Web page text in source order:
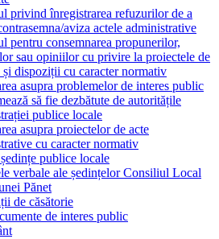
privind înregistrarea refuzurilor de a
aviza actele administrative
pentru consemnarea propunerilor,
sau opiniilor cu privire la proiectele de
și dispoziții cu caracter normativ
asupra problemelor de interes public
să fie dezbătute de autoritățile
publice locale
asupra proiectelor de acte
cu caracter normativ
publice locale
verbale ale ședințelor Consiliul Local
Pănet
de căsătorie
de interes public